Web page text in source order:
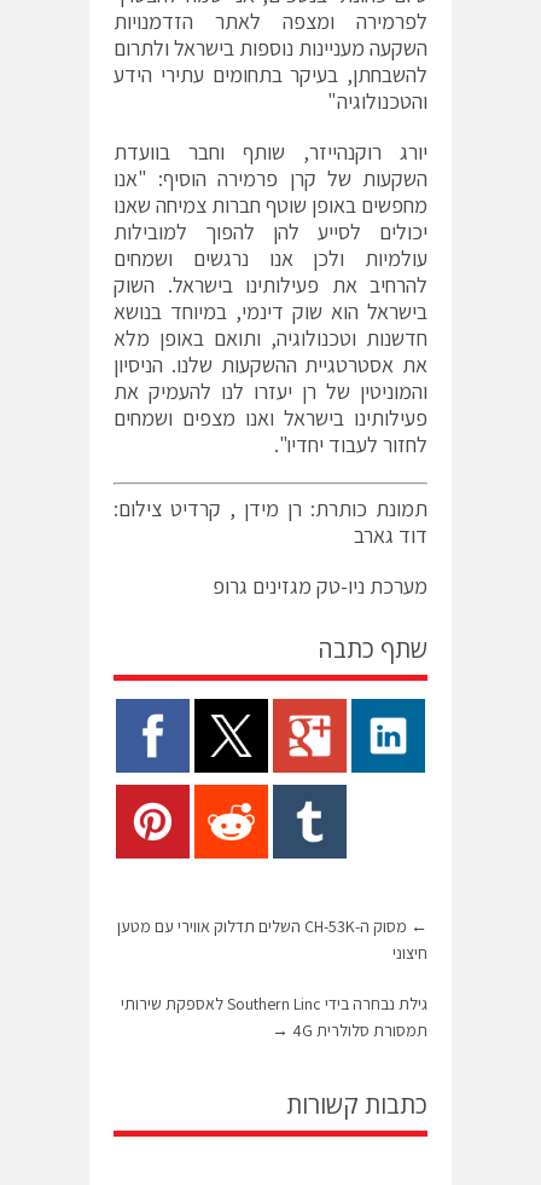
לפרמירה ומצפה לאתר הזדמנויות
השקעה מעניינות נוספות בישראל ולתרום
להשבחתן, בעיקר בתחומים עתירי הידע
והטכנולוגיה"
יורג רוקנהייזר, שותף וחבר בוועדת
השקעות של קרן פרמירה הוסיף: "אנו
מחפשים באופן שוטף חברות צמיחה שאנו
יכולים לסייע להן להפוך למובילות
עולמיות ולכן אנו נרגשים ושמחים
להרחיב את פעילותינו בישראל. השוק
בישראל הוא שוק דינמי, במיוחד בנושא
חדשנות וטכנולוגיה, ותואם באופן מלא
את אסטרטגיית ההשקעות שלנו. הניסיון
והמוניטין של רן יעזרו לנו להעמיק את
פעילותינו בישראל ואנו מצפים ושמחים
לחזור לעבוד יחדיו".
תמונת כותרת: רן מידן , קרדיט צילום:
דוד גארב
מערכת ניו-טק מגזינים גרופ
שתף כתבה
←
מסוק ה-CH-53K השלים תדלוק אווירי עם מטען
חיצוני
גילת נבחרה בידי Southern Linc לאספקת שירותי
תמסורת סלולרית 4G
→
כתבות קשורות